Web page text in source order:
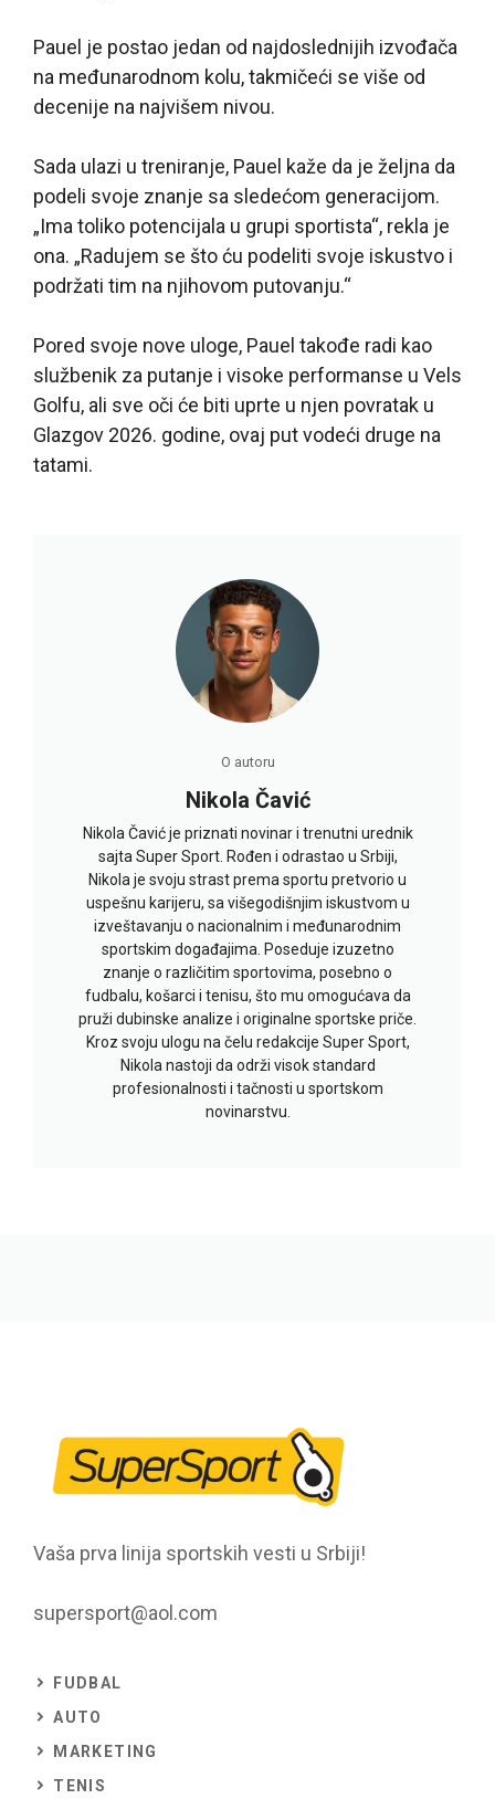
Pauel je postao jedan od najdoslednijih izvođača
na međunarodnom kolu, takmičeći se više od
decenije na najvišem nivou.
Sada ulazi u treniranje, Pauel kaže da je željna da
podeli svoje znanje sa sledećom generacijom.
„Ima toliko potencijala u grupi sportista“, rekla je
ona. „Radujem se što ću podeliti svoje iskustvo i
podržati tim na njihovom putovanju.“
Pored svoje nove uloge, Pauel takođe radi kao
službenik za putanje i visoke performanse u Vels
Golfu, ali sve oči će biti uprte u njen povratak u
Glazgov 2026. godine, ovaj put vodeći druge na
tatami.
O autoru
Nikola Čavić
Nikola Čavić je priznati novinar i trenutni urednik
sajta Super Sport. Rođen i odrastao u Srbiji,
Nikola je svoju strast prema sportu pretvorio u
uspešnu karijeru, sa višegodišnjim iskustvom u
izveštavanju o nacionalnim i međunarodnim
sportskim događajima. Poseduje izuzetno
znanje o različitim sportovima, posebno o
fudbalu, košarci i tenisu, što mu omogućava da
pruži dubinske analize i originalne sportske priče.
Kroz svoju ulogu na čelu redakcije Super Sport,
Nikola nastoji da održi visok standard
profesionalnosti i tačnosti u sportskom
novinarstvu.
Vaša prva linija sportskih vesti u Srbiji!
supersport@aol.com
FUDBAL
AUTO
MARKETING
TENIS